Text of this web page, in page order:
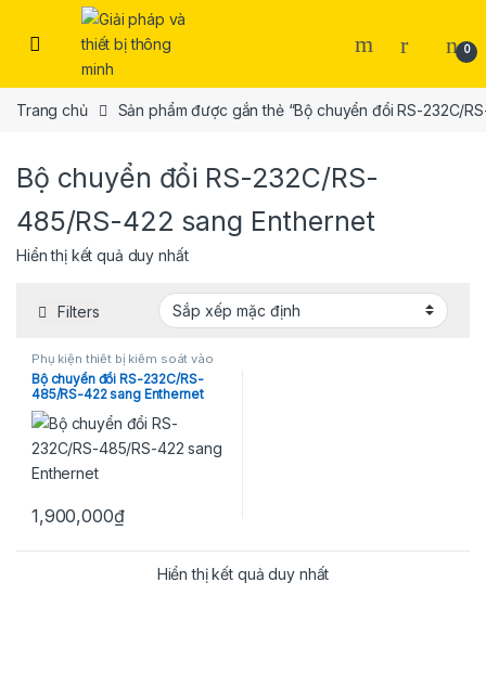
Skip to navigation
Skip to content
Open 0
Trang chủ Sản phẩm được gắn thẻ “Bộ chuyển đổi RS-232C/
Bộ chuyển đổi RS-232C/RS-
485/RS-422 sang Enthernet
Hiển thị kết quả duy nhất
Filters
Phụ kiện thiết bị kiểm soát vào
ra
Bộ chuyển đổi RS-232C/RS-
485/RS-422 sang Enthernet
Pegasus (PC-T100) (Taiwan)
1,900,000₫
Hiển thị kết quả duy nhất